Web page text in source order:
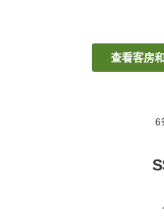
查看客房
6